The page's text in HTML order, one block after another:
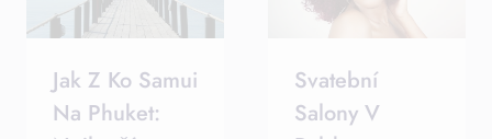
Jak Z Ko Samui
Na Phuket:
Svatební
Salony V